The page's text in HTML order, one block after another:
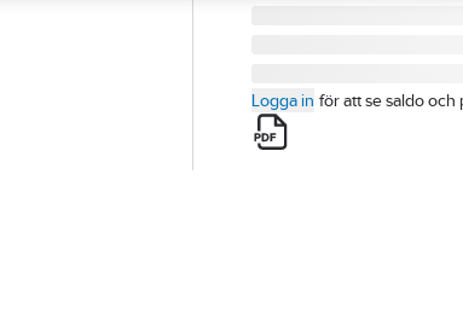
Logga in för att se saldo och